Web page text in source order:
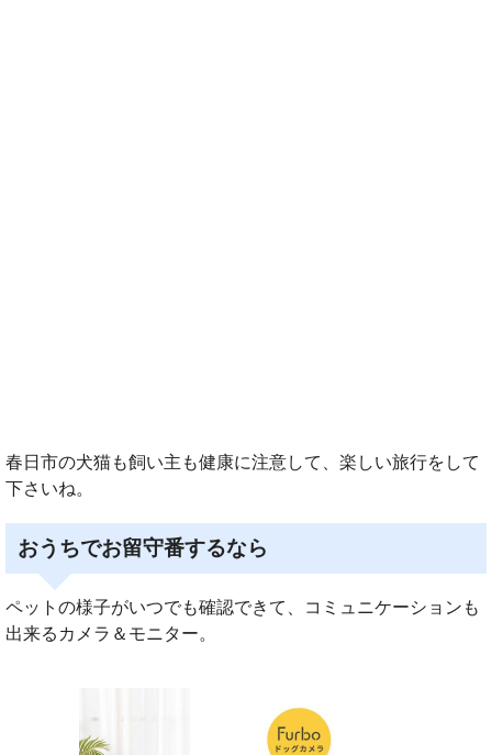
春日市の犬猫も飼い主も健康に注意して、楽しい旅行をして
下さいね。
おうちでお留守番するなら
ペットの様子がいつでも確認できて、コミュニケーションも
出来るカメラ＆モニター。